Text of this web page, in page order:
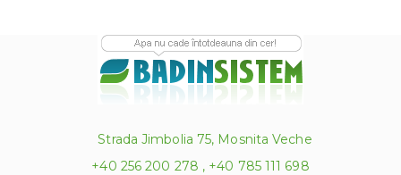
Strada Jimbolia 75, Mosnita Veche
+40 256 200 278 , +40 785 111 698